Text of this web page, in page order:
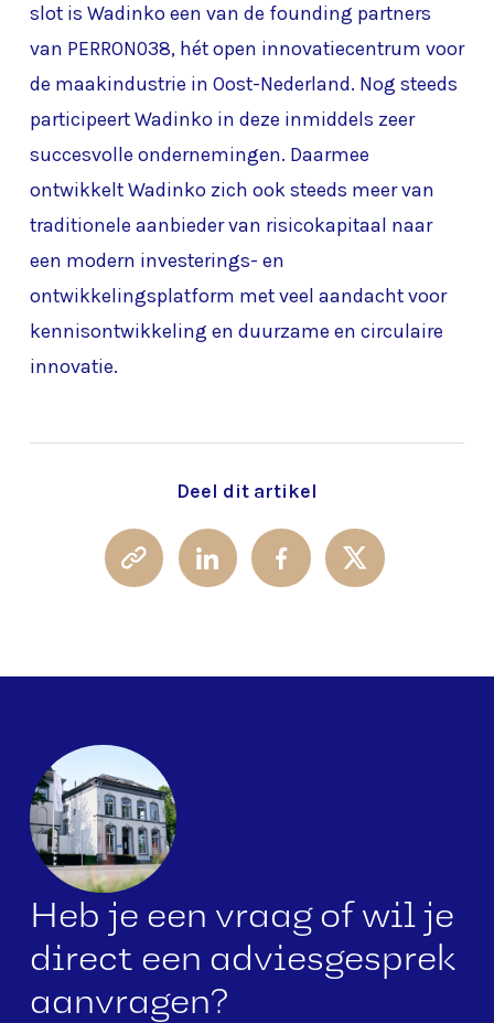
slot is Wadinko een van de founding partners
van PERRON038, hét open innovatiecentrum voor
de maakindustrie in Oost-Nederland. Nog steeds
participeert Wadinko in deze inmiddels zeer
succesvolle ondernemingen. Daarmee
ontwikkelt Wadinko zich ook steeds meer van
traditionele aanbieder van risicokapitaal naar
een modern investerings- en
ontwikkelingsplatform met veel aandacht voor
kennisontwikkeling en duurzame en circulaire
innovatie.
Deel dit artikel
Heb je een vraag of wil je
direct een adviesgesprek
aanvragen?